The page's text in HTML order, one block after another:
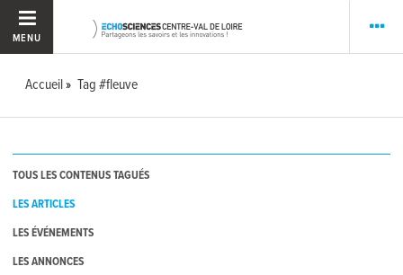
MENU
Accueil Tag #fleuve
TOUS LES CONTENUS TAGUÉS
LES ARTICLES
LES ÉVÉNEMENTS
LES ANNONCES